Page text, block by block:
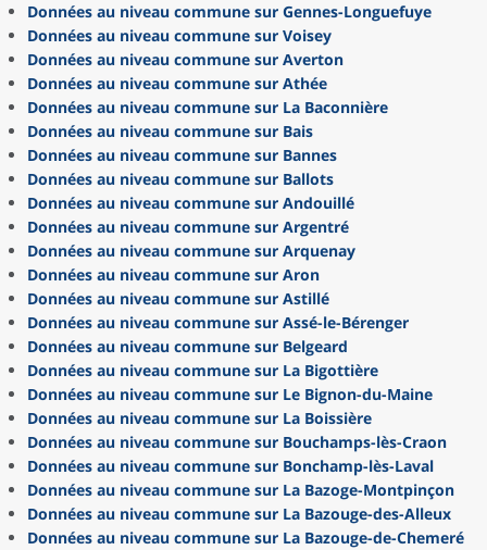
Données au niveau commune sur Gennes-Longuefuye
Données au niveau commune sur Voisey
Données au niveau commune sur Averton
Données au niveau commune sur Athée
Données au niveau commune sur La Baconnière
Données au niveau commune sur Bais
Données au niveau commune sur Bannes
Données au niveau commune sur Ballots
Données au niveau commune sur Andouillé
Données au niveau commune sur Argentré
Données au niveau commune sur Arquenay
Données au niveau commune sur Aron
Données au niveau commune sur Astillé
Données au niveau commune sur Assé-le-Bérenger
Données au niveau commune sur Belgeard
Données au niveau commune sur La Bigottière
Données au niveau commune sur Le Bignon-du-Maine
Données au niveau commune sur La Boissière
Données au niveau commune sur Bouchamps-lès-Craon
Données au niveau commune sur Bonchamp-lès-Laval
Données au niveau commune sur La Bazoge-Montpinçon
Données au niveau commune sur La Bazouge-des-Alleux
Données au niveau commune sur La Bazouge-de-Chemeré